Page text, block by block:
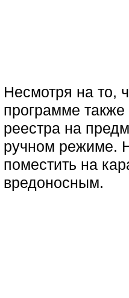
Несмотря на то,
программе
реестра на
ручном режиме.
поместить на
вредоносным.